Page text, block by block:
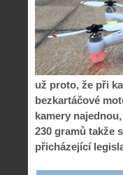
už proto, že při
bezkartáčové
kamery
230 gramů takže
přicházející